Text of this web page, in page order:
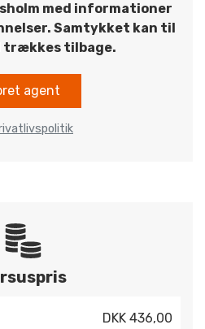
med informationer
Samtykket kan til
trækkes tilbage.
agent
DKK 436,00